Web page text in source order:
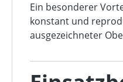
Ein besonderer
konstant und
ausgezeichneter